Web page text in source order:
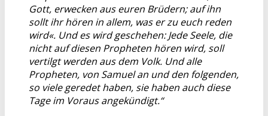
Gott, erwecken aus euren Brüdern; auf ihn
sollt ihr hören in allem, was er zu euch reden
wird«. Und es wird geschehen: Jede Seele, die
nicht auf diesen Propheten hören wird, soll
vertilgt werden aus dem Volk. Und alle
Propheten, von Samuel an und den folgenden,
so viele geredet haben, sie haben auch diese
Tage im Voraus angekündigt.“